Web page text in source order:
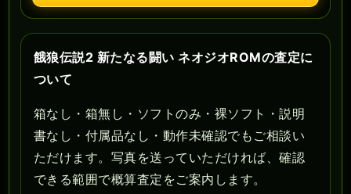
餓狼伝説2 新たなる闘い ネオジオROMの査定に
ついて
箱なし・箱無し・ソフトのみ・裸ソフト・説明
書なし・付属品なし・動作未確認でもご相談い
ただけます。写真を送っていただければ、確認
できる範囲で概算査定をご案内します。